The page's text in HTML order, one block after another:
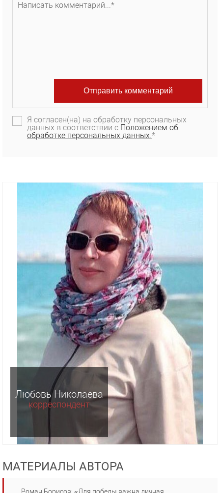
Я согласен(на) на обработку персональных
данных в соответствии с Положением об
обработке персональных данных.*
Любовь Николаева
корреспондент
МАТЕРИАЛЫ АВТОРА